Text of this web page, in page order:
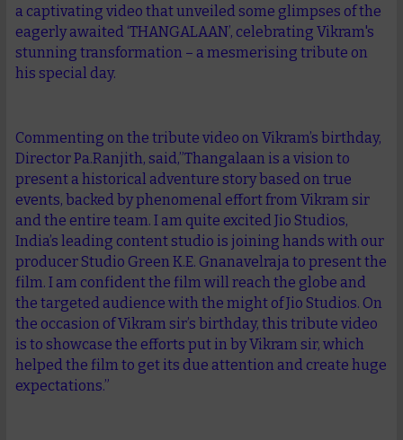
a captivating video that unveiled some glimpses of the
eagerly awaited ‘THANGALAAN’, celebrating Vikram's
stunning transformation – a mesmerising tribute on
his special day.
Commenting on the tribute video on Vikram’s birthday,
Director Pa.Ranjith, said,”Thangalaan is a vision to
present a historical adventure story based on true
events, backed by phenomenal effort from Vikram sir
and the entire team. I am quite excited Jio Studios,
India’s leading content studio is joining hands with our
producer Studio Green K.E. Gnanavelraja to present the
film. I am confident the film will reach the globe and
the targeted audience with the might of Jio Studios. On
the occasion of Vikram sir’s birthday, this tribute video
is to showcase the efforts put in by Vikram sir, which
helped the film to get its due attention and create huge
expectations.”